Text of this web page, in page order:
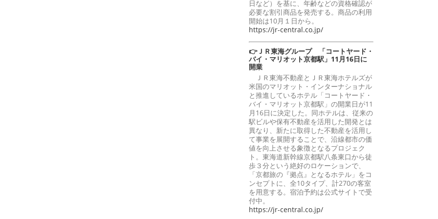
日など）を基に、年齢などの資格確認が
必要な割引商品を発売する。商品の利用
開始は10月１日から。
https://jr-central.co.jp/
👉ＪＲ東海グループ 「コートヤード・
バイ・マリオット京都駅」11月16日に
開業
ＪＲ東海不動産とＪＲ東海ホテルズが
米国のマリオット・インターナショナル
と推進しているホテル「コートヤード・
バイ・マリオット京都駅」の開業日が11
月16日に決定した。同ホテルは、従来の
駅ビルや保有不動産を活用した開発とは
異なり、新たに取得した不動産を活用し
て事業を展開することで、沿線都市の価
値を向上させる象徴となるプロジェク
ト。東海道新幹線京都駅八条東口から徒
歩３分という絶好のロケーションで、
「京都旅の『拠点』となるホテル」をコ
ンセプトに、全10タイプ、計270の客室
を用意する。宿泊予約は公式サイトで受
付中。
https://jr-central.co.jp/